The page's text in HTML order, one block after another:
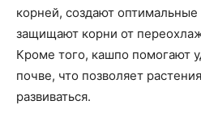
корней, создают оптимальные
защищают корни от
Кроме того, кашпо помогают
почве, что позволяет
развиваться.